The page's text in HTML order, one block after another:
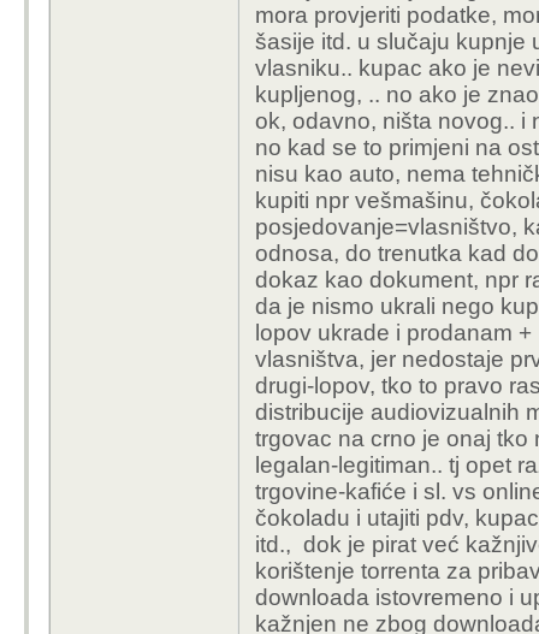
mora provjeriti podatke,
šasije itd. u slučaju kupnje
vlasniku.. kupac ako je
kupljenog, .. no ako je
ok, odavno, ništa novog.. i
no kad se to primjeni na
nisu kao auto, nema
kupiti npr vešmašinu,
posjedovanje=vlasništvo,
odnosa, do trenutka kad
dokaz kao dokument, npr
da je nismo ukrali nego
lopov ukrade i prodanam
vlasništva, jer nedostaje
drugi-lopov, tko to pravo
distribucije audiovizualnih
trgovac na crno je onaj tko
legalan-legitiman.. tj opet
trgovine-kafiće i sl. vs
čokoladu i utajiti pdv,
itd., dok je pirat već
korištenje torrenta za
downloada istovremeno i
kažnjen ne zbog